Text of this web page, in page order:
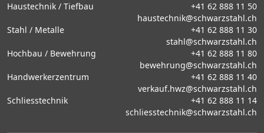
Haustechnik / Tiefbau
+41 62 888 11 50
haustechnik@schwarzstahl.ch
Stahl / Metalle
+41 62 888 11 30
stahl@schwarzstahl.ch
Hochbau / Bewehrung
+41 62 888 11 80
bewehrung@schwarzstahl.ch
Handwerkerzentrum
+41 62 888 11 40
verkauf.hwz@schwarzstahl.ch
Schliesstechnik
+41 62 888 11 14
schliesstechnik@schwarzstahl.ch